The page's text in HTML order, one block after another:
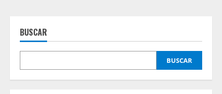
BUSCAR
BUSCAR